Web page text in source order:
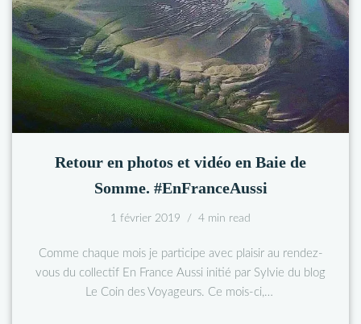
Retour en photos et vidéo en Baie de
Somme. #EnFranceAussi
1 février 2019 4 min read
Comme chaque mois je participe avec plaisir au rendez-
vous du collectif En France Aussi initié par Sylvie du blog
Le Coin des Voyageurs. Ce mois-ci,…